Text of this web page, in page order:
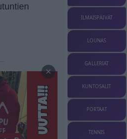
×
ILMAISPÄIVÄT
LOUNAS
GALLERIAT
KUNTOSALIT
PORTAAT
TENNIS